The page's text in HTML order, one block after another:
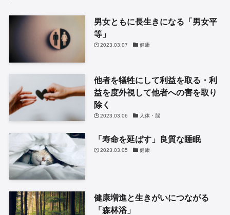
男女ともに長生きになる「男女平
等」
2023.03.07 健康
他者を犠牲にして利益を取る・利
益を度外視して他者への害を取り
除く
2023.03.06 人体・脳
「寿命を延ばす」良質な睡眠
2023.03.05 健康
健康増進と生きがいにつながる
「森林浴」